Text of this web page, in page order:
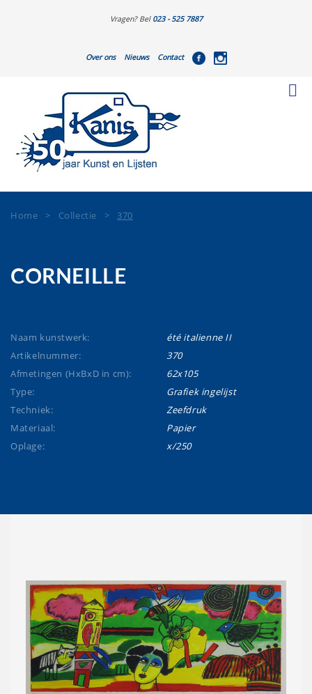
Vragen? Bel 023 - 525 7887
Over ons Nieuws Contact
Home > Collectie > 370
CORNEILLE
Naam kunstwerk:
été italienne II
Artikelnummer:
370
Afmetingen (HxBxD in cm):
62x105
Type:
Grafiek ingelijst
Techniek:
Zeefdruk
Materiaal:
Papier
Oplage:
x/250